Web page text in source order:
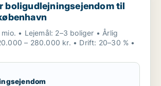
boligudlejningsejendom til
• Årlig
280.000 kr. • Drift: 20–30 % •